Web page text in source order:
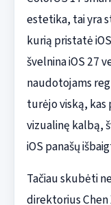
estetika, tai yra
kurią pristatė
švelnina iOS 27
naudotojams
turėjo viską, kas
vizualinę kalbą,
iOS panašų
Tačiau skubėti
direktorius Chen